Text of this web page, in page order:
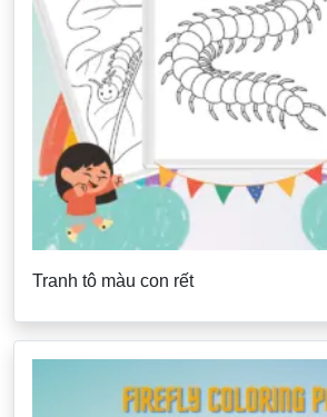
Tranh tô màu con rết